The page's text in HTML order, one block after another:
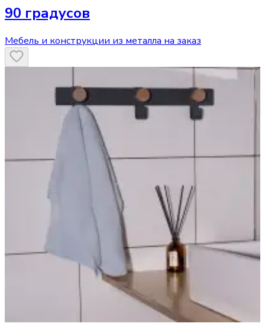
90 градусов
Мебель и конструкции из металла на заказ